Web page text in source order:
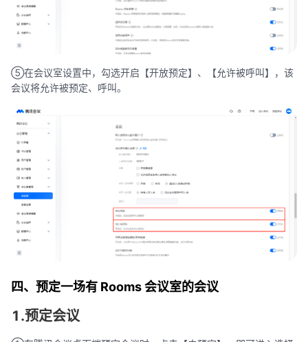
⑤在会议室设置中，勾选开启【开放预定】、【允许被呼叫】，该
会议将允许被预定、呼叫。
四、预定一场有 Rooms 会议室的会议
1.预定会议